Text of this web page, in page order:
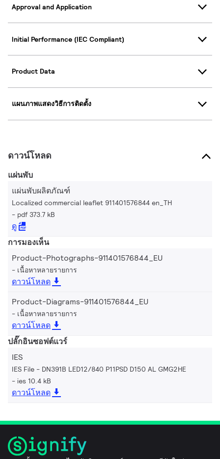
Approval and Application
Initial Performance (IEC Compliant)
Product Data
แผนภาพแสดงวิธีการติดตั้ง
ดาวน์โหลด
แผ่นพับ
แผ่นพับผลิตภัณฑ์
Localized commercial leaflet 911401576844 en_TH
pdf 373.7 kB
ดู
การมองเห็น
Product-Photographs-911401576844_EU
เนื้อหาหลายรายการ
ดาวน์โหลด
Product-Diagrams-911401576844_EU
เนื้อหาหลายรายการ
ดาวน์โหลด
ปลั๊กอินซอฟต์แวร์
IES
IES File - DN391B LED12/840 P11PSD D150 AL GMG2HE
ies 10.4 kB
ดาวน์โหลด